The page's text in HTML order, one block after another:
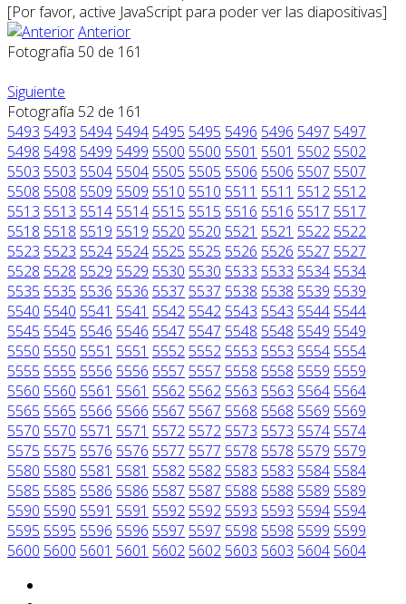
[Por favor, active JavaScript para poder ver las diapositivas]
Anterior
Fotografía 50 de 161
Siguiente
Fotografía 52 de 161
5493 5493 5494 5494 5495 5495 5496 5496 5497 5497
5498 5498 5499 5499 5500 5500 5501 5501 5502 5502
5503 5503 5504 5504 5505 5505 5506 5506 5507 5507
5508 5508 5509 5509 5510 5510 5511 5511 5512 5512
5513 5513 5514 5514 5515 5515 5516 5516 5517 5517
5518 5518 5519 5519 5520 5520 5521 5521 5522 5522
5523 5523 5524 5524 5525 5525 5526 5526 5527 5527
5528 5528 5529 5529 5530 5530 5533 5533 5534 5534
5535 5535 5536 5536 5537 5537 5538 5538 5539 5539
5540 5540 5541 5541 5542 5542 5543 5543 5544 5544
5545 5545 5546 5546 5547 5547 5548 5548 5549 5549
5550 5550 5551 5551 5552 5552 5553 5553 5554 5554
5555 5555 5556 5556 5557 5557 5558 5558 5559 5559
5560 5560 5561 5561 5562 5562 5563 5563 5564 5564
5565 5565 5566 5566 5567 5567 5568 5568 5569 5569
5570 5570 5571 5571 5572 5572 5573 5573 5574 5574
5575 5575 5576 5576 5577 5577 5578 5578 5579 5579
5580 5580 5581 5581 5582 5582 5583 5583 5584 5584
5585 5585 5586 5586 5587 5587 5588 5588 5589 5589
5590 5590 5591 5591 5592 5592 5593 5593 5594 5594
5595 5595 5596 5596 5597 5597 5598 5598 5599 5599
5600 5600 5601 5601 5602 5602 5603 5603 5604 5604